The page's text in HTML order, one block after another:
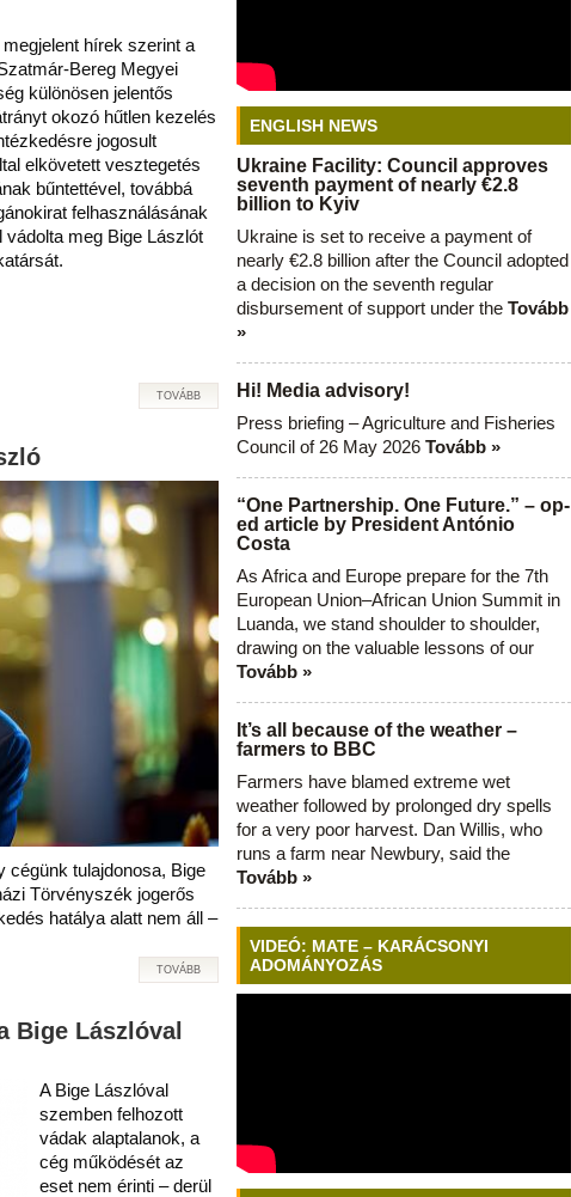
megjelent hírek szerint a
Bereg Megyei
különösen jelentős
okozó hűtlen kezelés
jogosult
elkövetett vesztegetés
bűntettével, továbbá
felhasználásának
vádolta meg Bige Lászlót
TOVÁBB
cégünk tulajdonosa, Bige
Törvényszék jogerős
hatálya alatt nem áll –
TOVÁBB
Bige Lászlóval
A Bige Lászlóval
szemben felhozott
vádak alaptalanok, a
cég működését az
eset nem érinti – derül
ENGLISH NEWS
Ukraine Facility: Council approves
seventh payment of nearly €2.8
billion to Kyiv
Ukraine is set to receive a payment of
nearly €2.8 billion after the Council adopted
a decision on the seventh regular
disbursement of support under the Tovább
»
Hi! Media advisory!
Press briefing – Agriculture and Fisheries
Council of 26 May 2026 Tovább »
“One Partnership. One Future.” – op-
ed article by President António
Costa
As Africa and Europe prepare for the 7th
European Union–African Union Summit in
Luanda, we stand shoulder to shoulder,
drawing on the valuable lessons of our
Tovább »
It’s all because of the weather –
farmers to BBC
Farmers have blamed extreme wet
weather followed by prolonged dry spells
for a very poor harvest. Dan Willis, who
runs a farm near Newbury, said the
Tovább »
VIDEÓ: MATE – KARÁCSONYI
ADOMÁNYOZÁS